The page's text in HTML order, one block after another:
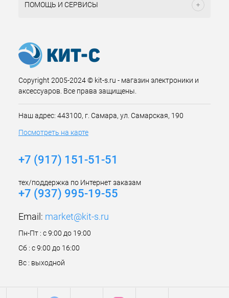
ПОМОЩЬ И СЕРВИСЫ
Copyright 2005-2024 © kit-s.ru - магазин электроники и
аксессуаров. Все права защищены.
Наш адрес: 443100, г. Самара, ул. Самарская, 190
Посмотреть на карте
+7 (917) 151-51-51
тех/поддержка по Интернет заказам
+7 (937) 995-19-55
Email: market@kit-s.ru
Пн-Пт : с 9:00 до 19:00
Сб : с 9:00 до 16:00
Вс : выходной